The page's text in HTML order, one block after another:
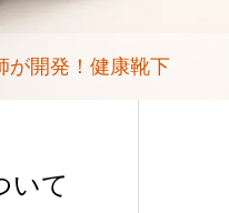
開発！健康靴下
いて